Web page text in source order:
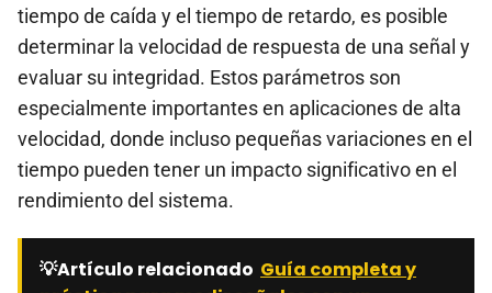
tiempo de caída y el tiempo de retardo, es posible
determinar la velocidad de respuesta de una señal y
evaluar su integridad. Estos parámetros son
especialmente importantes en aplicaciones de alta
velocidad, donde incluso pequeñas variaciones en el
tiempo pueden tener un impacto significativo en el
rendimiento del sistema.
💡Artículo relacionado Guía completa y